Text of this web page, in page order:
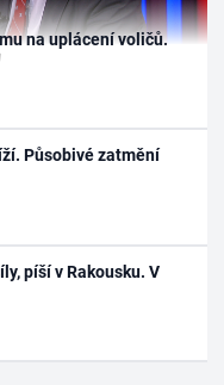
na uplácení voličů.
Působivé zatmění
píší v Rakousku. V